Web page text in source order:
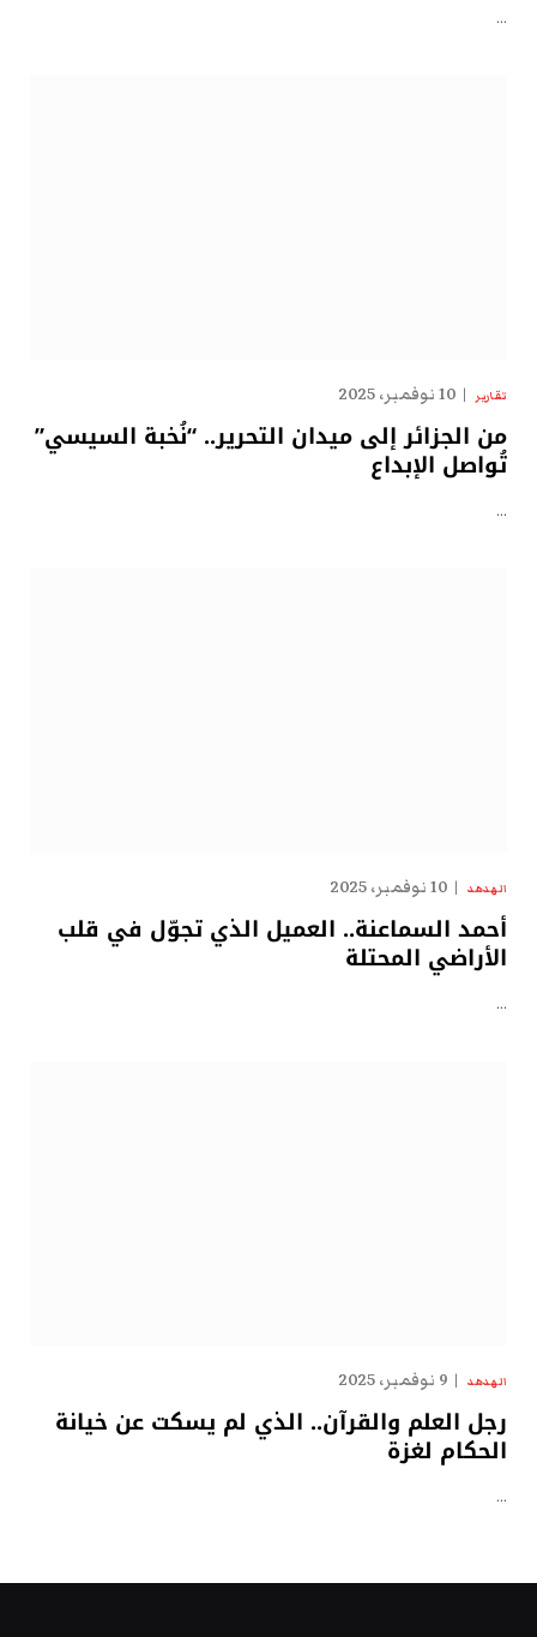
…
تقارير 10 نوفمبر، 2025
من الجزائر إلى ميدان التحرير.. “نُخبة السيسي”
تُواصل الإبداع
…
الهدهد 10 نوفمبر، 2025
أحمد السماعنة.. العميل الذي تجوّل في قلب
الأراضي المحتلة
…
الهدهد 9 نوفمبر، 2025
رجل العلم والقرآن.. الذي لم يسكت عن خيانة
الحكام لغزة
…